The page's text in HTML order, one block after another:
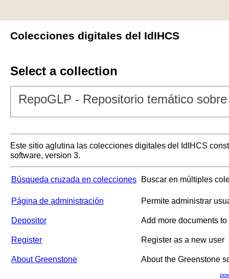
Colecciones digitales del IdIHCS
Select a collection
RepoGLP - Repositorio temático
Este sitio aglutina las colecciones digitales del IdIHCS
software, version 3.
Búsqueda cruzada en colecciones Buscar en múltiples
Página de administración Permite administrar
Depositor Add more documents
Register Register as a new user
About Greenstone About the Greenstone